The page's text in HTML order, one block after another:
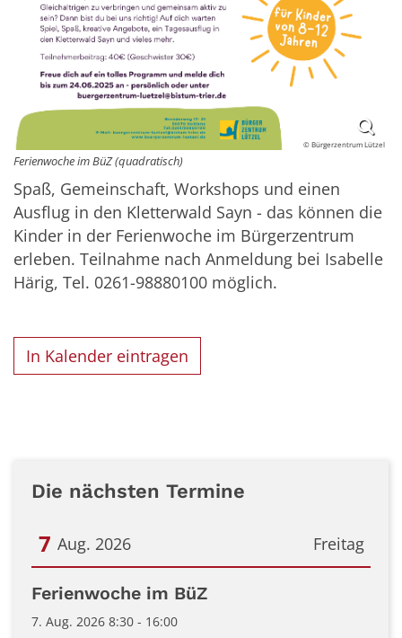
© Bürgerzentrum Lützel
Ferienwoche im BüZ (quadratisch)
Spaß, Gemeinschaft, Workshops und einen
Ausflug in den Kletterwald Sayn - das können die
Kinder in der Ferienwoche im Bürgerzentrum
erleben. Teilnahme nach Anmeldung bei Isabelle
Härig, Tel. 0261-98880100 möglich.
In Kalender eintragen
Die nächsten Termine
Freitag
7 Aug. 2026
Datum: 7. August 2026
Ferienwoche im BüZ
7. Aug. 2026 8:30 - 16:00